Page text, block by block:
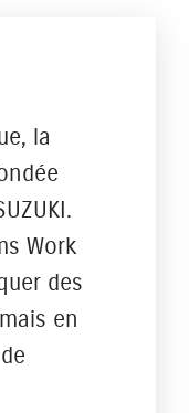
la
Work
des
en